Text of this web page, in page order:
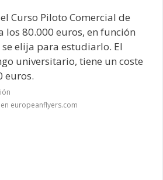
Curso Piloto Comercial de
los 80.000 euros, en función
elija para estudiarlo. El
universitario, tiene un coste
euros.
europeanflyers.com